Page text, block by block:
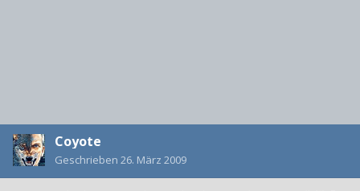
Coyote
Geschrieben 26. März 2009